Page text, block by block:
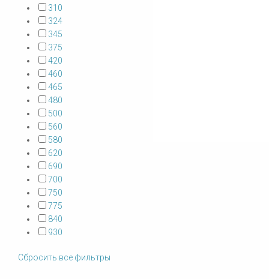
310
324
345
375
420
460
465
480
500
560
580
620
690
700
750
775
840
930
Сбросить все фильтры